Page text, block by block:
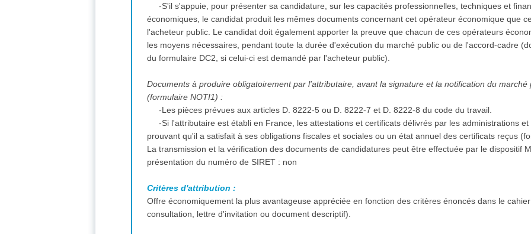
-S'il s'appuie, pour présenter sa candidature, sur les capacités professionnelles, techniques et
économiques, le candidat produit les mêmes documents concernant cet opérateur économique que
l'acheteur public. Le candidat doit également apporter la preuve que chacun de ces opérateurs
les moyens nécessaires, pendant toute la durée d'exécution du marché public ou de l'accord-cadre
du formulaire DC2, si celui-ci est demandé par l'acheteur public).
Documents à produire obligatoirement par l'attributaire, avant la signature et la notification du
(formulaire NOTI1) :
-Les pièces prévues aux articles D. 8222-5 ou D. 8222-7 et D. 8222-8 du code du travail.
-Si l'attributaire est établi en France, les attestations et certificats délivrés par les administrations
prouvant qu'il a satisfait à ses obligations fiscales et sociales ou un état annuel des certificats reçus
La transmission et la vérification des documents de candidatures peut être effectuée par le dispositif
présentation du numéro de SIRET : non
Critères d'attribution :
Offre économiquement la plus avantageuse appréciée en fonction des critères énoncés dans le
consultation, lettre d'invitation ou document descriptif).